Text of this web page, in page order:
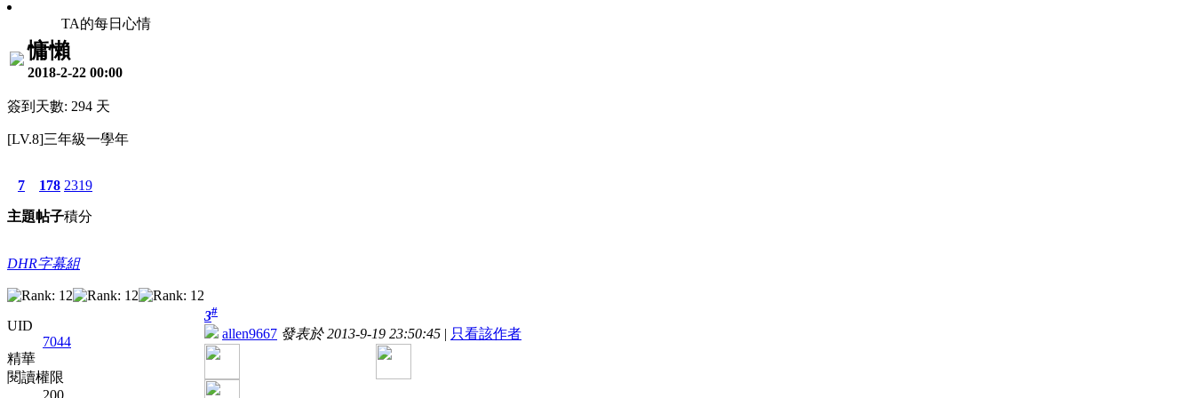
TA的每日心情
慵懶
2018-2-22 00:00
簽到天數: 294 天
[LV.8]三年級一學年
7
主題
178
帖子
2319
積分
DHR字幕組
UID
7044
精華
閱讀權限
200
3#
allen9667 發表於 2013-9-19 23:50:45 | 只看該作者